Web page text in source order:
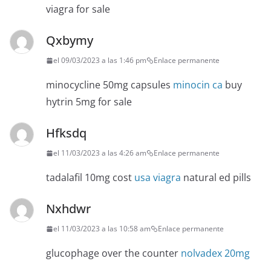
viagra for sale
Qxbymy
el 09/03/2023 a las 1:46 pm Enlace permanente
minocycline 50mg capsules minocin ca buy
hytrin 5mg for sale
Hfksdq
el 11/03/2023 a las 4:26 am Enlace permanente
tadalafil 10mg cost usa viagra natural ed pills
Nxhdwr
el 11/03/2023 a las 10:58 am Enlace permanente
glucophage over the counter nolvadex 20mg